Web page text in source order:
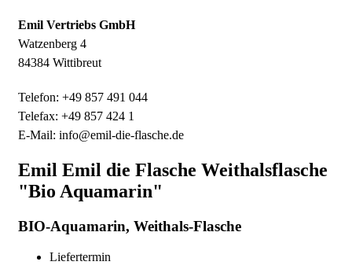
Emil Vertriebs GmbH
Watzenberg 4
84384 Wittibreut
Telefon: +49 857 491 044
Telefax: +49 857 424 1
E-Mail: info@emil-die-flasche.de
Emil Emil die Flasche Weithalsflasche
"Bio Aquamarin"
BIO-Aquamarin, Weithals-Flasche
Liefertermin